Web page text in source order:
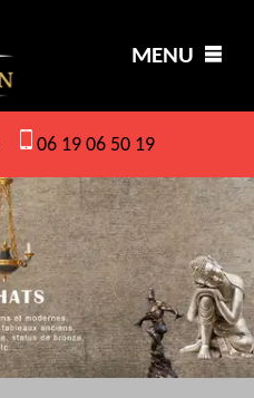
MENU
06 19 06 50 19